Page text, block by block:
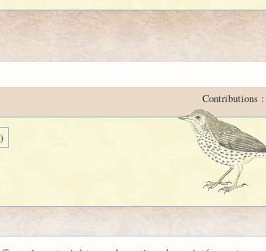
Contributions :